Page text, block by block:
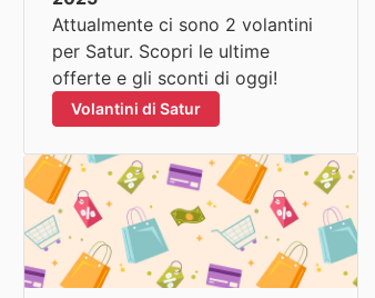
Attualmente ci sono 2 volantini
per Satur. Scopri le ultime
offerte e gli sconti di oggi!
Volantini di Satur